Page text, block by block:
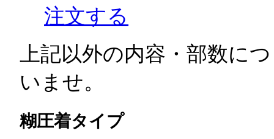
注文する
上記以外の内容・部数に
いませ。
糊圧着タイプ